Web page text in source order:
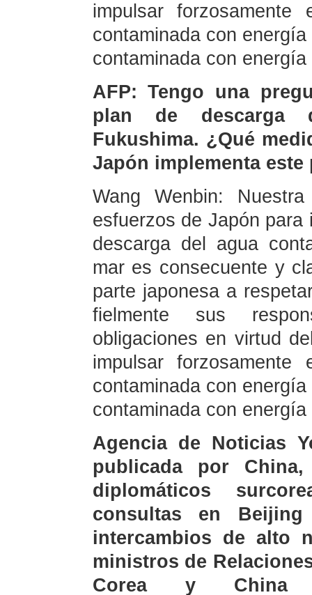
impulsar
contaminada con
contaminada con
AFP: Tengo una
plan de descarga
Fukushima. ¿Qué
Japón implementa este
Wang Wenbin:
esfuerzos de Japón
descarga del agua
mar es consecuente y
parte japonesa a
fielmente sus
obligaciones en virtud
impulsar
contaminada con
contaminada con
Agencia de Noticias
publicada por
diplomáticos
consultas en
intercambios de alto
ministros de
Corea y China